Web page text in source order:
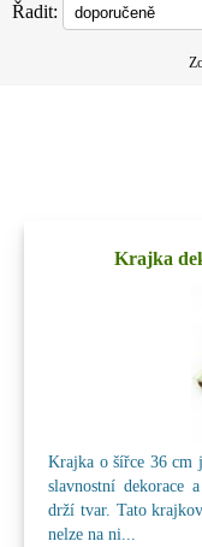
Řadit:
Krajka
Krajka o šířce 36 cm
slavnostní dekorace
drží tvar. Tato
nelze na ni...